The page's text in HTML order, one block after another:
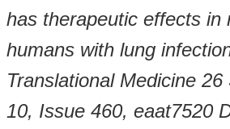
has therapeutic effects in
humans with lung
Translational Medicine 26
10, Issue 460, eaat7520